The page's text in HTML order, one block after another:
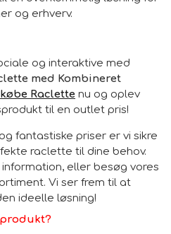
og erhverv.
og interaktive med
med Kombineret
købe Raclette nu og oplev
til en outlet pris!
fantastiske priser er vi sikre
raclette til dine behov.
eller besøg vores
Vi ser frem til at
ideelle løsning!